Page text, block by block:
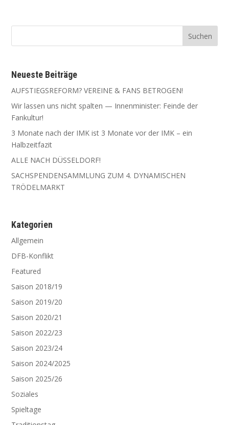
Neu­es­te Beiträge
AUFSTIEGSREFORM? VEREINE & FANS BETROGEN!
Wir las­sen uns nicht spal­ten — Innen­mi­nis­ter: Fein­de der
Fankultur!
3 Mona­te nach der IMK ist 3 Mona­te vor der IMK – ein
Halbzeitfazit
ALLE NACH DÜSSELDORF!
SACHSPENDENSAMMLUNG ZUM 4. DYNAMISCHEN
TRÖDELMARKT
Kate­go­rien
Allgemein
DFB-Konflikt
Featured
Saison 2018/19
Saison 2019/20
Saison 2020/21
Saison 2022/23
Saison 2023/24
Saison 2024/2025
Saison 2025/26
Soziales
Spieltage